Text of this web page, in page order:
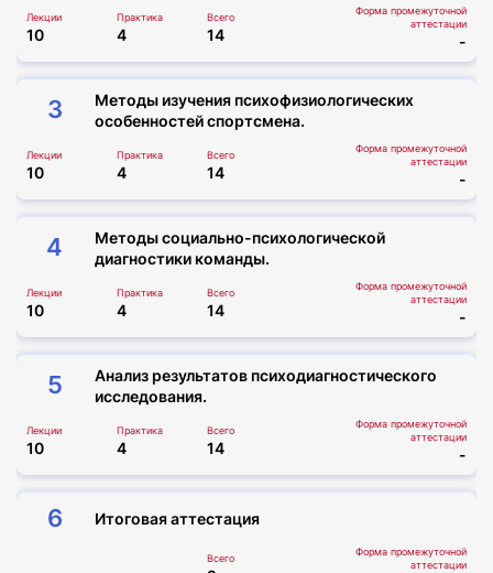
Лекции
10
Практика
4
Всего
14
Форма промежуточной
аттестации
-
3
Методы изучения психофизиологических
особенностей спортсмена.
Лекции
10
Практика
4
Всего
14
Форма промежуточной
аттестации
-
4
Методы социально-психологической
диагностики команды.
Лекции
10
Практика
4
Всего
14
Форма промежуточной
аттестации
-
5
Анализ результатов психодиагностического
исследования.
Лекции
10
Практика
4
Всего
14
Форма промежуточной
аттестации
-
6 Итоговая аттестация
Всего
Форма промежуточной
аттестации